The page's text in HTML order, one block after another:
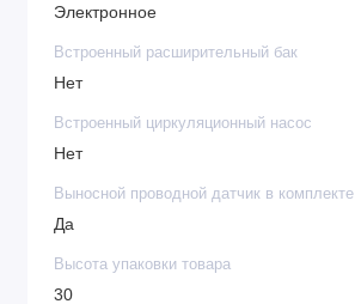
Электронное
Встроенный расширительный бак
Нет
Встроенный циркуляционный насос
Нет
Выносной проводной датчик в комплекте
Да
Высота упаковки товара
30